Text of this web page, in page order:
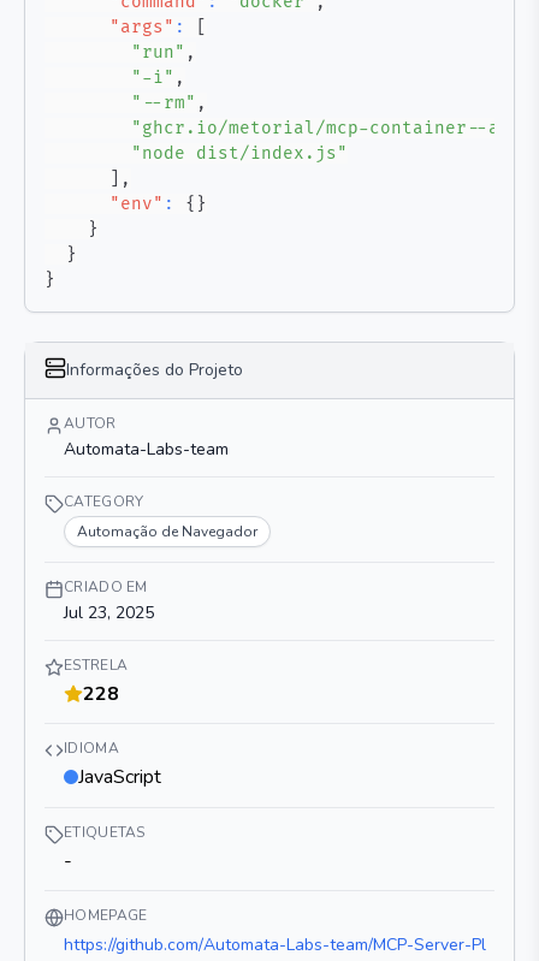
"args" :
"run" ,
"-i" ,
"--rm" ,
"ghcr.io/metorial/mcp-container--
"node dist/index.js"
,
"env" : { }
}
}
}
Informações do Projeto
AUTOR
Automata-Labs-team
CATEGORY
Automação de Navegador
CRIADO EM
Jul 23, 2025
ESTRELA
228
IDIOMA
JavaScript
ETIQUETAS
-
HOMEPAGE
https://github.com/Automata-Labs-team/MCP-Server-Pl